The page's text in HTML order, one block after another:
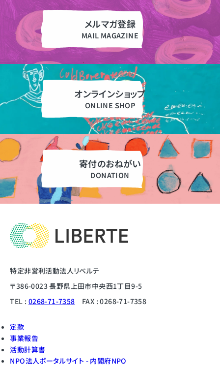
メルマガ登録
オンラインショップ
寄付のおねがい
特定非営利活動法人リベルテ
〒386-0023 長野県上田市中央西1丁目9-5
TEL : 0268-71-7358 FAX : 0268-71-7358
定款
事業報告
活動計算書
NPO法人ポータルサイト - 内閣府NPO